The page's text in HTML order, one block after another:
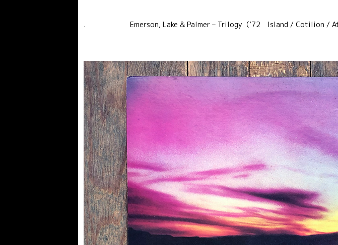
. Emerson, Lake & Palmer – Trilogy（’72 Island / Cotilion /